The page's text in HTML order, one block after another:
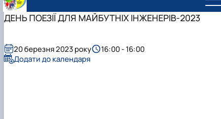
Профорієнтаційна робота кафедри
Науково-дослідна лабораторія «Науково-
НАУКОВА РОБОТА
СКЛАД КАФЕДРИ
мова науково-технічного спряму…
Студентський науковий гурток "Основи перекладу
ДЕНЬ ПОЕЗІЇ ДЛЯ МАЙБУТНІХ ІНЖЕНЕРІВ-2023
20 березня 2023 року
16:00 - 16:00
Додати до календаря